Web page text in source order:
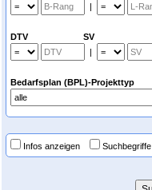
|
DTV SV
|
Bedarfsplan (BPL)-Projekttyp
Infos anzeigen